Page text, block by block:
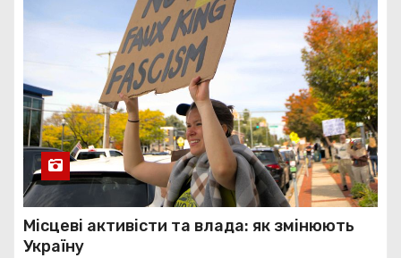
Місцеві активісти та влада: як змінюють
Україну